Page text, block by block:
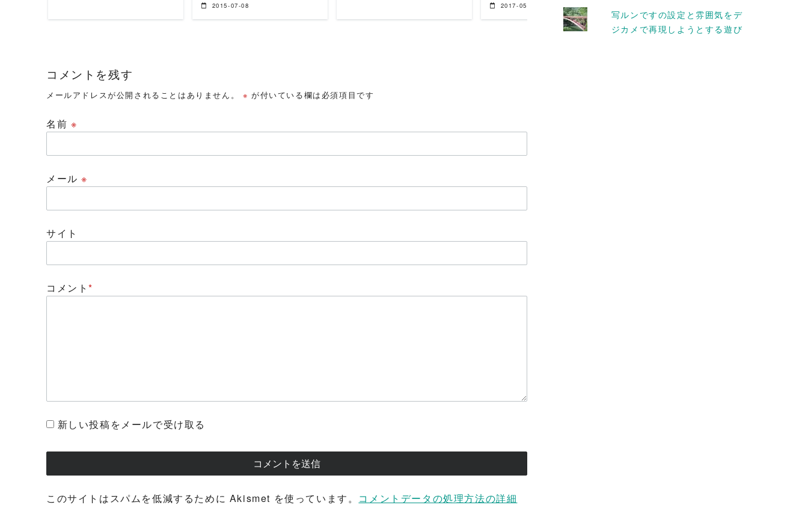
2015-07-08 2017-05-08
コメントを残す
メールアドレスが公開されることはありません。 ※ が付いている欄は必須項目です
名前 ※
メール※
サイト
コメント*
新しい投稿をメールで受け取る
このサイトはスパムを低減するために Akismet を使っています。 コメントデータの処理方法の詳細
写ルンですの設定と雰囲気をデ
ジカメで再現しようとする遊び